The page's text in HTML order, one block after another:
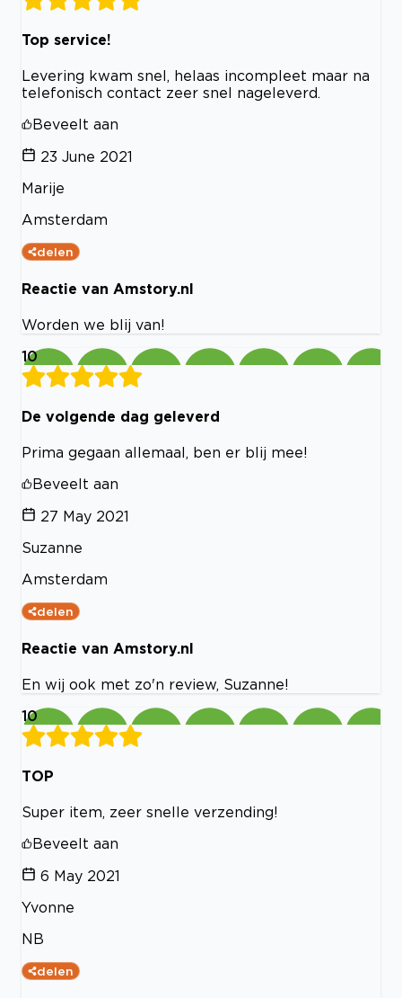
Top service!
Levering kwam snel, helaas incompleet maar na
telefonisch contact zeer snel nageleverd.
Beveelt aan
23 June 2021
Marije
Amsterdam
delen
Reactie van Amstory.nl
Worden we blij van!
10
De volgende dag geleverd
Prima gegaan allemaal, ben er blij mee!
Beveelt aan
27 May 2021
Suzanne
Amsterdam
delen
Reactie van Amstory.nl
En wij ook met zo'n review, Suzanne!
10
TOP
Super item, zeer snelle verzending!
Beveelt aan
6 May 2021
Yvonne
NB
delen